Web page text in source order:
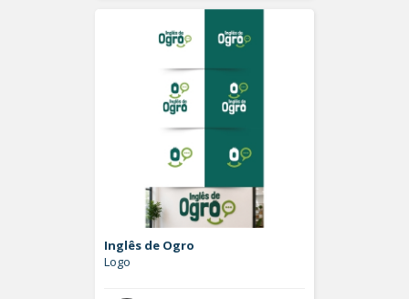
Inglês de Ogro
Logo